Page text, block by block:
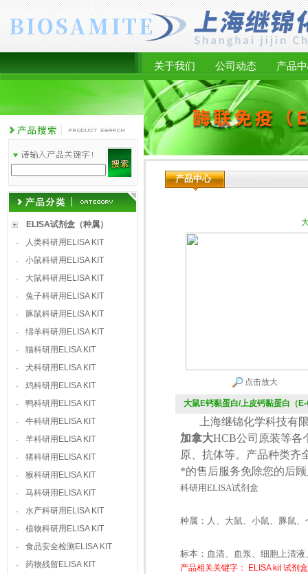
关于我们 公司动态 产品
ELISA试剂盒（种属）
·
人类科研用ELISA KIT
·
小鼠科研用ELISA KIT
·
大鼠科研用ELISA KIT
·
兔子科研用ELISA KIT
·
豚鼠科研用ELISA KIT
·
绵羊科研用ELISA KIT
·
猫科研用ELISA KIT
·
犬科研用ELISA KIT
·
鸡科研用ELISA KIT
·
鸭科研用ELISA KIT
·
牛科研用ELISA KIT
·
羊科研用ELISA KIT
·
猪科研用ELISA KIT
·
猴科研用ELISA KIT
·
马科研用ELISA KIT
·
水产科研用ELISA KIT
·
植物科研用ELISA KIT
·
食品安全检测ELISA KIT
·
药物残留ELISA KIT
产品中心
点击放大
大鼠E钙黏蛋白/上皮钙黏蛋白（
上海继锦化学科技有限
加拿大HCB公司原装等各
原、抗体等。产品种类齐
*的售后服务免除您的后
科研用ELISA试剂盒
种属：人、大鼠、小鼠、豚鼠
标本：血清、血浆、细胞上清
产品相关关键字： ELISA kit 试剂盒